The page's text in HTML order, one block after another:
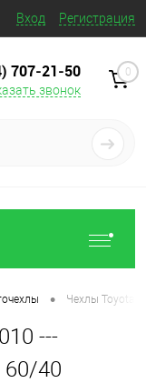
Вход Регистрация
707‒21‒50
звонок
0
• Чехлы Toyota
---
40